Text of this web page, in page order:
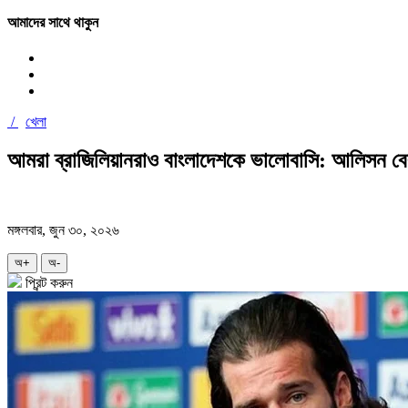
আমাদের সাথে থাকুন
/ খেলা
আমরা ব্রাজিলিয়ানরাও বাংলাদেশকে ভালোবাসি: আলিসন
মঙ্গলবার, জুন ৩০, ২০২৬
অ+ অ-
প্রিন্ট করুন